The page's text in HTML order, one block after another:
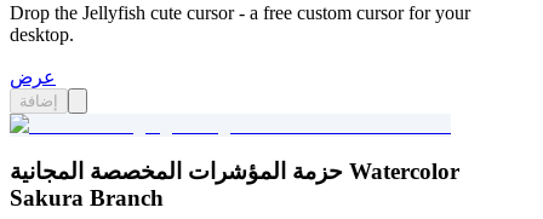
Drop the Jellyfish cute cursor - a free custom cursor for your
desktop.
عرض
إضافة
حزمة المؤشرات المخصصة المجانية Watercolor
Sakura Branch